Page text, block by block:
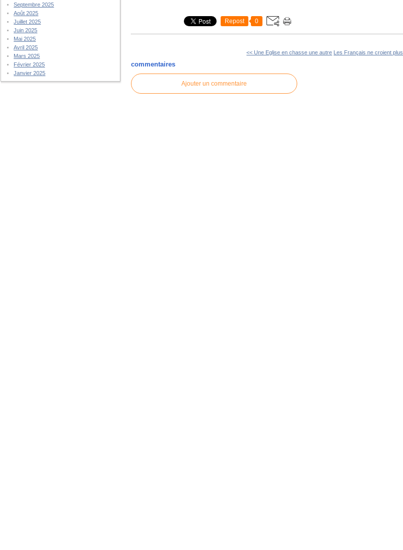
Septembre 2025
Août 2025
Juillet 2025
Juin 2025
Mai 2025
Avril 2025
Mars 2025
Février 2025
Janvier 2025
Repost 0
<< Une Eglise en chasse une autre Les Français ne croient
commentaires
Ajouter un commentaire